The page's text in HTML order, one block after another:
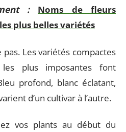
:
Noms de fleurs
plus belles variétés
Les variétés compactes
plus imposantes font
profond, blanc éclatant,
d’un cultivar à l’autre.
vos plants au début du